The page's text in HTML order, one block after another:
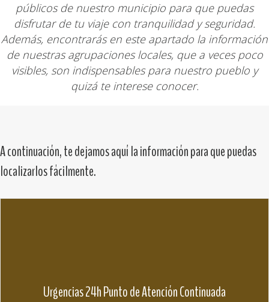
públicos de nuestro municipio para que puedas
disfrutar de tu viaje con tranquilidad y seguridad.
Además, encontrarás en este apartado la información
de nuestras agrupaciones locales, que a veces poco
visibles, son indispensables para nuestro pueblo y
quizá te interese conocer.
A continuación, te dejamos aquí la información para que puedas
localizarlos fácilmente.
Urgencias 24h Punto de Atención Continuada